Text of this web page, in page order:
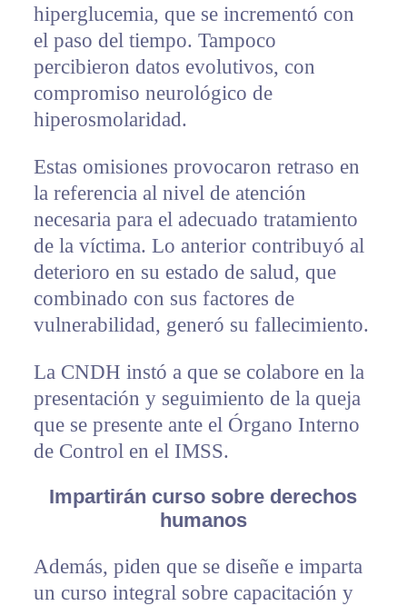
hiperglucemia, que se incrementó con
el paso del tiempo. Tampoco
percibieron datos evolutivos, con
compromiso neurológico de
hiperosmolaridad.
Estas omisiones provocaron retraso en
la referencia al nivel de atención
necesaria para el adecuado tratamiento
de la víctima. Lo anterior contribuyó al
deterioro en su estado de salud, que
combinado con sus factores de
vulnerabilidad, generó su fallecimiento.
La CNDH instó a que se colabore en la
presentación y seguimiento de la queja
que se presente ante el Órgano Interno
de Control en el IMSS.
Impartirán curso sobre derechos
humanos
Además, piden que se diseñe e imparta
un curso integral sobre capacitación y